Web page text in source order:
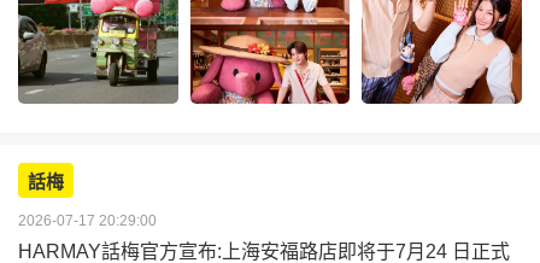
話梅
2026-07-17 20:29:00
HARMAY話梅官方宣布:上海安福路店即将于7月24 日正式